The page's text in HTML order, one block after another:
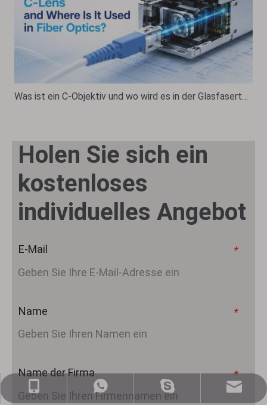
Was ist ein C-Objektiv und wo wird es in der Glasfasertechnik eingesetzt?
Holen Sie sich ein
kostenloses
individuelles Angebot
*
E-Mail
*
Name
*
Name der Firma
+86-159-5177-5819
+86 15951775819
sales@nj-optics.com